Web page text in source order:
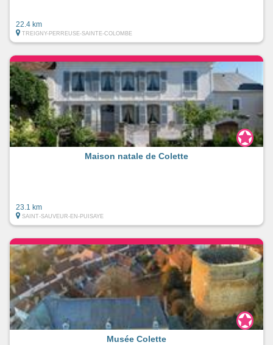
22.4 km
TREIGNY-PERREUSE-SAINTE-COLOMBE
Maison natale de Colette
23.1 km
SAINT-SAUVEUR-EN-PUISAYE
Musée Colette